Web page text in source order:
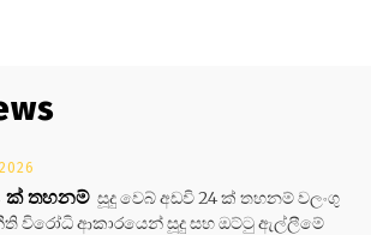
ක් තහනම් සූදු වෙබ් අඩවි 24 ක් තහනම් වලංගු
විරෝධි ආකාරයෙන් සූදු සහ ඔට්ටු ඇල්ලීමේ